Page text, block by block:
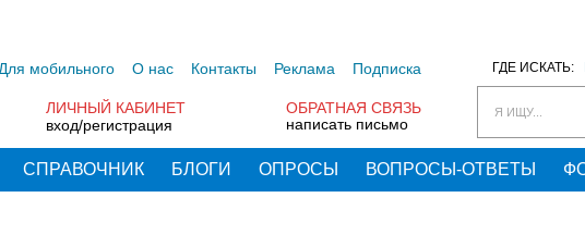
ГДЕ ИСКАТЬ:
Я ИЩУ...
Для мобильного О нас Контакты Реклама Подписка
ОБРАТНАЯ СВЯЗЬ
написать письмо
ЛИЧНЫЙ КАБИНЕТ
вход/регистрация
СПРАВОЧНИК БЛОГИ ОПРОСЫ ВОПРОСЫ-ОТВЕТЫ